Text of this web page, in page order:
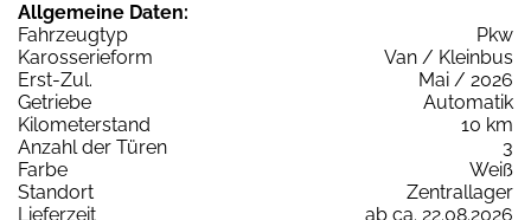
Allgemeine Daten:
Fahrzeugtyp
Pkw
Karosserieform
Van / Kleinbus
Erst-Zul.
Mai / 2026
Getriebe
Automatik
Kilometerstand
10 km
Anzahl der Türen
3
Farbe
Weiß
Standort
Zentrallager
Lieferzeit
ab ca. 22.08.2026